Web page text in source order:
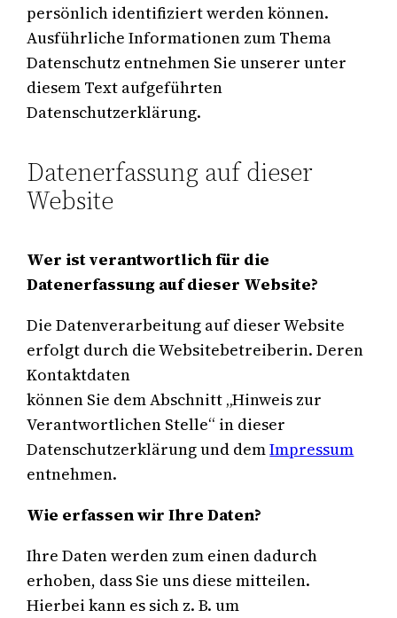
persönlich identifiziert werden können.
Ausführliche Informationen zum Thema
Datenschutz entnehmen Sie unserer unter
diesem Text aufgeführten
Datenschutzerklärung.
Datenerfassung auf dieser
Website
Wer ist verantwortlich für die
Datenerfassung auf dieser Website?
Die Datenverarbeitung auf dieser Website
erfolgt durch die Websitebetreiberin. Deren
Kontaktdaten
können Sie dem Abschnitt „Hinweis zur
Verantwortlichen Stelle“ in dieser
Datenschutzerklärung und demImpressum
entnehmen.
Wie erfassen wir Ihre Daten?
Ihre Daten werden zum einen dadurch
erhoben, dass Sie uns diese mitteilen.
Hierbei kann es sich z. B. um